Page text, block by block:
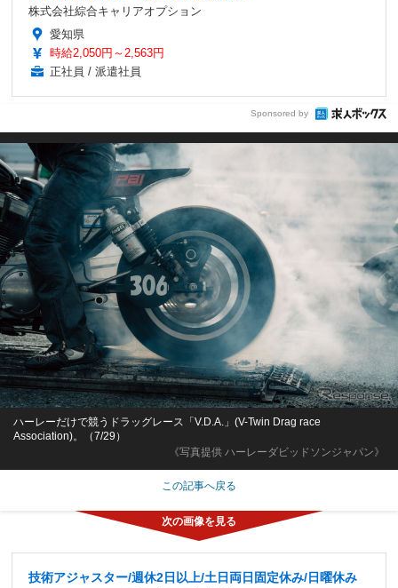
株式会社綜合キャリアオプション
愛知県
時給2,050円～2,563円
正社員 / 派遣社員
Sponsored by
《写真提供 ハーレーダビッドソンジャパン》
ハーレーだけで競うドラッグレース「V.D.A.」(V-Twin Drag race
Association)。（7/29）
この記事へ戻る
技術アジャスター/週休2日以上/土日両日固定休み/日曜休み